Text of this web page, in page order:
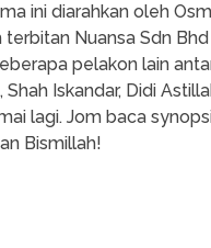
ini diarahkan oleh
terbitan Nuansa Sdn
pelakon lain
Shah Iskandar, Didi
lagi. Jom baca
Bismillah!